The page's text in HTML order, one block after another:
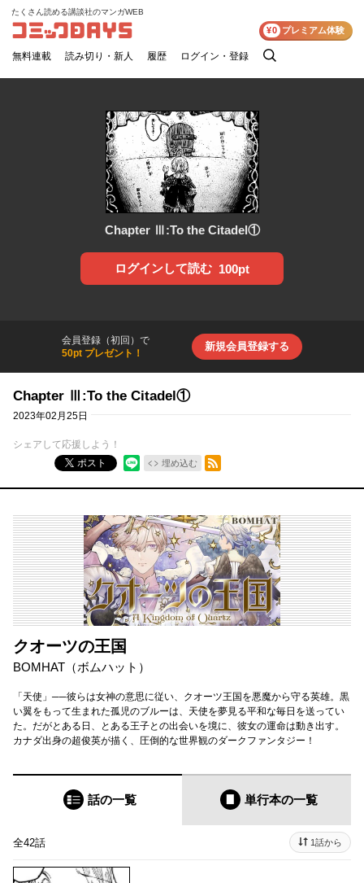
コミックDAYS
たくさん読める講談社のマンガWEB
無料連載 読み切り・新人 履歴 ログイン・登録
検
¥0 プレミアム体験
Chapter Ⅲ:To the Citadel①
ログインして読む 100pt
会員登録（初回）で
50pt プレゼント！
新規会員登録する
Chapter Ⅲ:To the Citadel①
2023年02月25日
シェアして応援しよう！
ポスト
埋め込む
RSSフィード
クオーツの王国
BOMHAT（ボムハット）
「天使」──彼らは女神の意思に従い、クオーツ王国を悪魔から守る英雄。黒
い翼をもって生まれた孤児のブルーは、天使を夢見る平和な毎日を送ってい
た。だがとある日、とある王子との出会いを境に、彼女の運命は動き出す。
カナダ出身の超俊英が描く、圧倒的な世界観のダークファンタジー！
話の一覧 単行本の一覧
全42話 1話から